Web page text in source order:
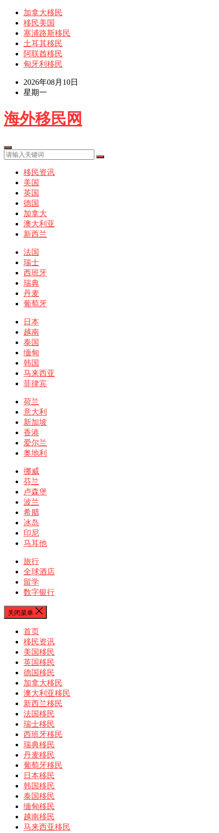
加拿大移民
移民美国
塞浦路斯移民
土耳其移民
阿联酋移民
匈牙利移民
2026年08月10日
星期一
海外移民网
移民资讯
美国
英国
德国
加拿大
澳大利亚
新西兰
法国
瑞士
西班牙
瑞典
丹麦
葡萄牙
日本
越南
泰国
缅甸
韩国
马来西亚
菲律宾
荷兰
意大利
新加坡
香港
爱尔兰
奥地利
挪威
芬兰
卢森堡
波兰
希腊
冰岛
印尼
马耳他
旅行
全球酒店
留学
数字银行
关闭菜单
首页
移民资讯
美国移民
英国移民
德国移民
加拿大移民
澳大利亚移民
新西兰移民
法国移民
瑞士移民
西班牙移民
瑞典移民
丹麦移民
葡萄牙移民
日本移民
韩国移民
泰国移民
缅甸移民
越南移民
马来西亚移民